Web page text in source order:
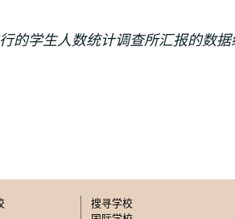
学生人数统计调查所汇报的数据
搜寻学校